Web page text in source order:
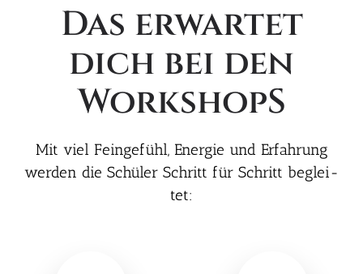
Das erwar­tet
dich bei den
Work­shopS
Mit viel Fein­ge­fühl, Ener­gie und Erfah­rung
wer­den die Schü­ler Schritt für Schritt beglei­
tet: